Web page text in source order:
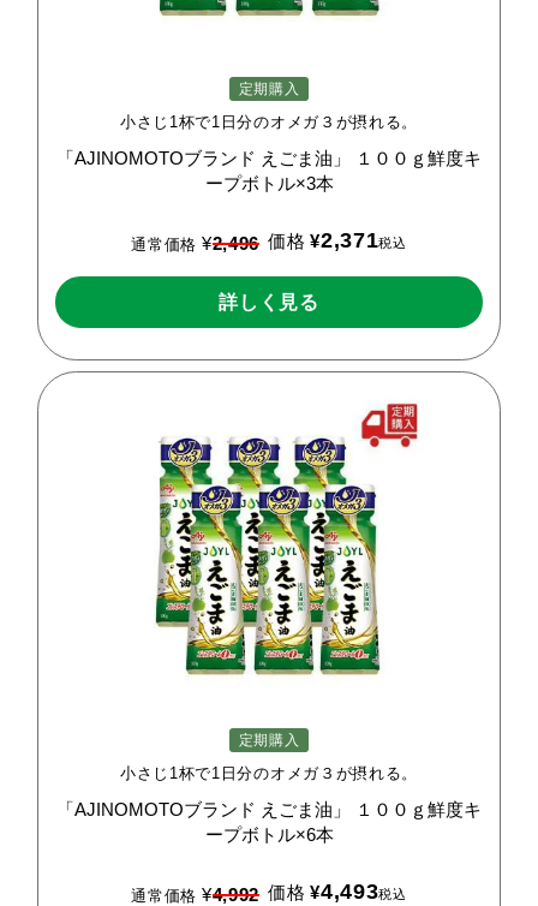
定期購入
小さじ1杯で1日分のオメガ３が摂れる。
「AJINOMOTOブランド えごま油」
１００ｇ鮮度キ
ープボトル×3本
通常価格 ¥2,496 価格 ¥2,371税込
詳しく見る
定期購入
小さじ1杯で1日分のオメガ３が摂れる。
「AJINOMOTOブランド えごま油」
１００ｇ鮮度キ
ープボトル×6本
通常価格 ¥4,992 価格 ¥4,493税込